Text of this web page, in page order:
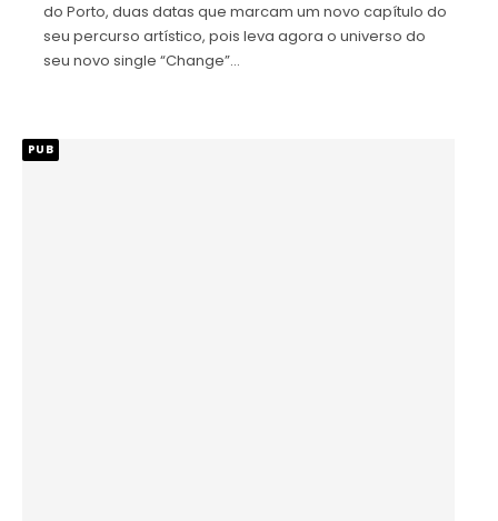
do Porto, duas datas que marcam um novo capítulo do
seu percurso artístico, pois leva agora o universo do
seu novo single “Change”…
PUB